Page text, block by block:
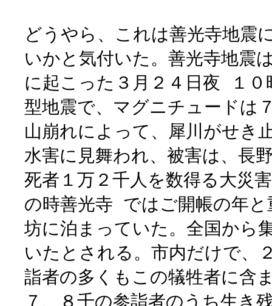
どうやら、これは善光寺地震
いかと気付いた。善光寺地震
に起こった３月２４日夜 １
型地震で、マグニチュードは
山崩れによって、犀川がせき
水害に見舞われ、被害は、長
死者１万２千人を数得る大災
の時善光寺 ではご開帳の年
坊に泊まっていた。全国から
いたとされる。市内だけで、
詣者の多くもこの犠牲者に含
７、８千の参詣者のうち生き